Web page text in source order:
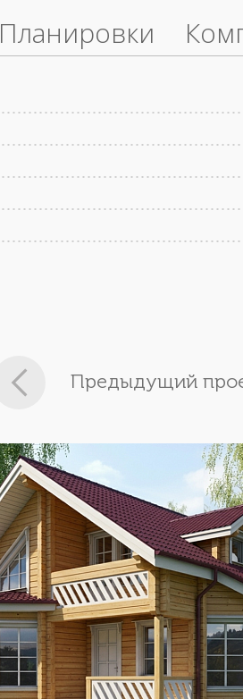
Планировки
Предыдущий